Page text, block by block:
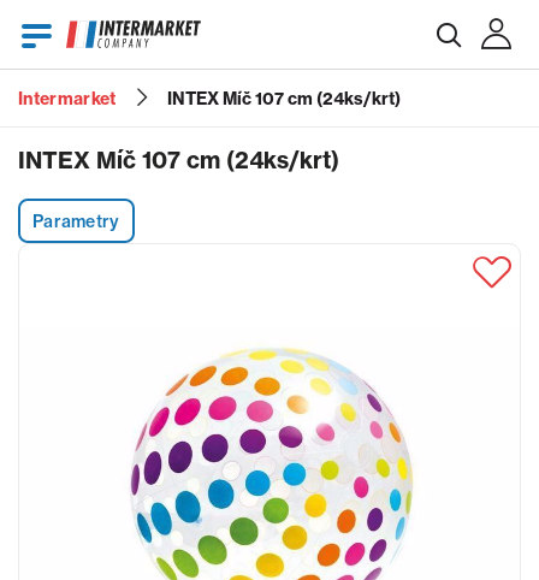
Heslo
Zapomenuté heslo?
Intermarket INTEX Míč 107 cm (24ks/krt)
INTEX Míč 107 cm (24ks/krt)
Parametry